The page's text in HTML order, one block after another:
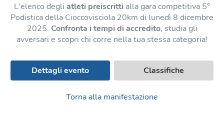
L'elenco degli atleti preiscritti alla gara competitiva 5°
Podistica della Cioccovisciola 20km di lunedì 8 dicembre
2025. Confronta i tempi di accredito, studia gli
avversari e scopri chi corre nella tua stessa categoria!
Dettagli evento Classifiche
Torna alla manifestazione